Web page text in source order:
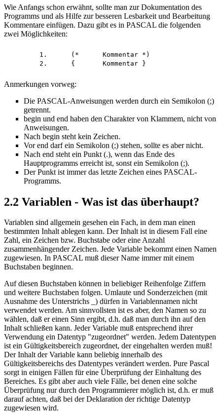
Wie Anfangs schon erwähnt, sollte man zur Dokumentation des
Programms und als Hilfe zur besseren Lesbarkeit und Bearbeitung
Kommentare einfügen. Dazu gibt es in PASCAL die folgenden
zwei Möglichkeiten:
Anmerkungen vorweg:
Die PASCAL-Anweisungen werden durch ein Semikolon (;)
getrennt.
begin und end haben den Charakter von Klammem, nicht von
Anweisungen.
Nach begin steht kein Zeichen.
Vor end darf ein Semikolon (;) stehen, sollte es aber nicht.
Nach end steht ein Punkt (.), wenn das Ende des
Hauptprogramms erreicht ist, sonst ein Semikolon (;).
Der Punkt ist immer das letzte Zeichen eines PASCAL-
Programms.
2.2 Variablen - Was ist das überhaupt?
Variablen sind allgemein gesehen ein Fach, in dem man einen
bestimmten Inhalt ablegen kann. Der Inhalt ist in diesem Fall eine
Zahl, ein Zeichen bzw. Buchstabe oder eine Anzahl
zusammenhängender Zeichen. Jede Variable bekommt einen Namen
zugewiesen. In PASCAL muß dieser Name immer mit einem
Buchstaben beginnen.
Auf diesen Buchstaben können in beliebiger Reihenfolge Ziffern
und weitere Buchstaben folgen. Umlaute und Sonderzeichen (mit
Ausnahme des Unterstrichs _) dürfen in Variablennamen nicht
verwendet werden. Am sinnvollsten ist es aber, den Namen so zu
wählen, daß er einen Sinn ergibt, d.h. daß man durch ihn auf den
Inhalt schließen kann. Jeder Variable muß entsprechend ihrer
Verwendung ein Datentyp "zugeordnet" werden. Jedem Datentypen
ist ein Gültigkeitsbereich zugeordnet, der eingehalten werden muß!
Der Inhalt der Variable kann beliebig innerhalb des
Gültigkeitsbereichs des Datentypes verändert werden. Pure Pascal
sorgt in einigen Fällen für eine Überprüfung der Einhaltung des
Bereiches. Es gibt aber auch viele Fälle, bei denen eine solche
Überprüfung nur durch den Programmierer möglich ist, d.h. er muß
darauf achten, daß bei der Deklaration der richtige Datentyp
zugewiesen wird.